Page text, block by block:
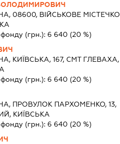
08600, ВІЙСЬКОВЕ МІСТЕЧКО
фонду (грн.): 6 640 (20 %)
КИЇВСЬКА, 167, СМТ ГЛЕВАХА,
фонду (грн.): 6 640 (20 %)
ПРОВУЛОК ПАРХОМЕНКО, 13,
КИЇВСЬКА
фонду (грн.): 6 640 (20 %)